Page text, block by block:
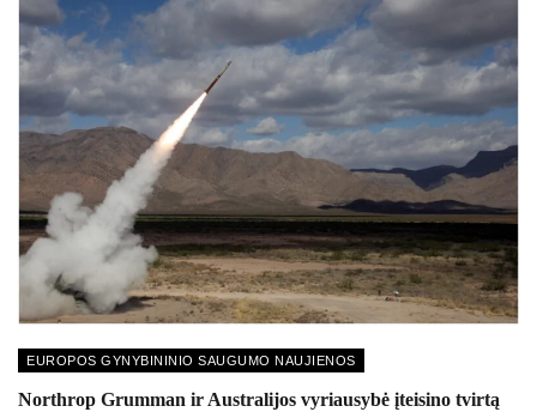
EUROPOS GYNYBININIO SAUGUMO NAUJIENOS
Northrop Grumman ir Australijos vyriausybė įteisino tvirtą